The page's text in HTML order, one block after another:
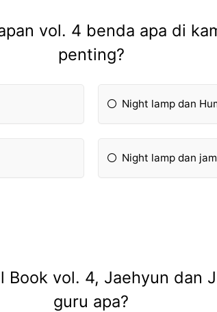
vol. 4 benda apa di
penting?
Night lamp dan
Night lamp dan
Book vol. 4, Jaehyun dan
guru apa?